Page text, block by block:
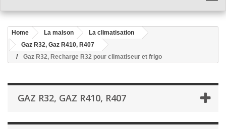
Home La maison
La climatisation
Gaz R32, Gaz R410, R407
Gaz R32, Recharge R32 pour climatiseur et frigo
GAZ R32, GAZ R410, R407